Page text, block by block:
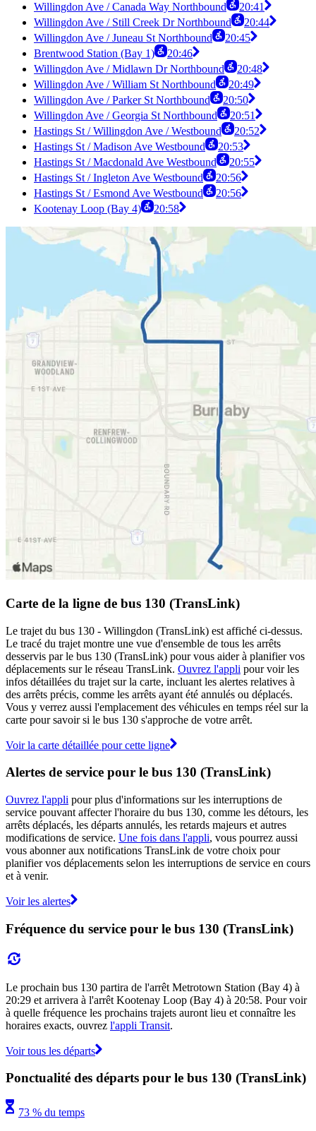
Willingdon Ave / Canada Way Northbound
20:41
Willingdon Ave / Still Creek Dr Northbound
20:44
Willingdon Ave / Juneau St Northbound
20:45
Brentwood Station (Bay 1)
20:46
Willingdon Ave / Midlawn Dr Northbound
20:48
Willingdon Ave / William St Northbound
20:49
Willingdon Ave / Parker St Northbound
20:50
Willingdon Ave / Georgia St Northbound
20:51
Hastings St / Willingdon Ave / Westbound
20:52
Hastings St / Madison Ave Westbound
20:53
Hastings St / Macdonald Ave Westbound
20:55
Hastings St / Ingleton Ave Westbound
20:56
Hastings St / Esmond Ave Westbound
20:56
Kootenay Loop (Bay 4)
20:58
Carte de la ligne de bus 130 (TransLink)
Le trajet du bus 130 - Willingdon (TransLink) est affiché ci-dessus.
Le tracé du trajet montre une vue d'ensemble de tous les arrêts
desservis par le bus 130 (TransLink) pour vous aider à planifier vos
déplacements sur le réseau TransLink. Ouvrez l'appli pour voir les
infos détaillées du trajet sur la carte, incluant les alertes relatives à
des arrêts précis, comme les arrêts ayant été annulés ou déplacés.
Vous y verrez aussi l'emplacement des véhicules en temps réel sur la
carte pour savoir si le bus 130 s'approche de votre arrêt.
Voir la carte détaillée pour cette ligne
Alertes de service pour le bus 130 (TransLink)
Ouvrez l'appli pour plus d'informations sur les interruptions de
service pouvant affecter l'horaire du bus 130, comme les détours, les
arrêts déplacés, les départs annulés, les retards majeurs et autres
modifications de service. Une fois dans l'appli, vous pourrez aussi
vous abonner aux notifications TransLink de votre choix pour
planifier vos déplacements selon les interruptions de service en cours
et à venir.
Voir les alertes
Fréquence du service pour le bus 130 (TransLink)
Le prochain bus 130 partira de l'arrêt Metrotown Station (Bay 4) à
20:29 et arrivera à l'arrêt Kootenay Loop (Bay 4) à 20:58. Pour voir
à quelle fréquence les prochains trajets auront lieu et connaître les
horaires exacts, ouvrez l'appli Transit.
Voir tous les départs
Ponctualité des départs pour le bus 130 (TransLink)
73 % du temps